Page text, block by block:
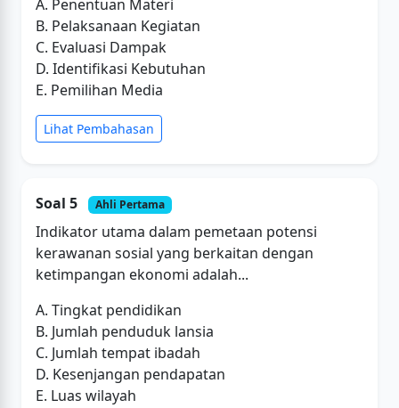
A. Penentuan Materi
B. Pelaksanaan Kegiatan
C. Evaluasi Dampak
D. Identifikasi Kebutuhan
E. Pemilihan Media
Lihat Pembahasan
Soal 5 Ahli Pertama
Indikator utama dalam pemetaan potensi
kerawanan sosial yang berkaitan dengan
ketimpangan ekonomi adalah...
A. Tingkat pendidikan
B. Jumlah penduduk lansia
C. Jumlah tempat ibadah
D. Kesenjangan pendapatan
E. Luas wilayah